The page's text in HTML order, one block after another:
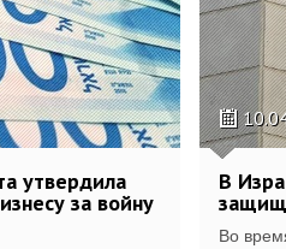
утвердила
за войну
В
Во